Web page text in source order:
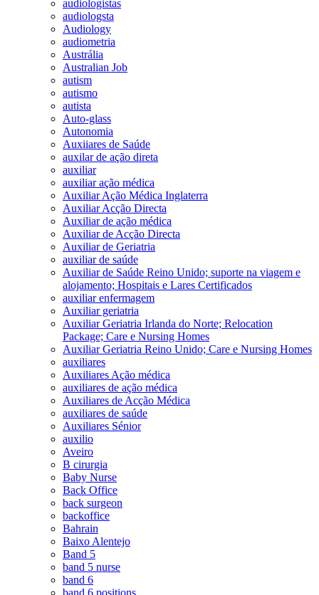
audiologistas
audiologsta
Audiology
audiometria
Austrália
Australian Job
autism
autismo
autista
Auto-glass
Autonomia
Auxiiares de Saúde
auxilar de ação direta
auxiliar
auxiliar ação médica
Auxiliar Ação Médica Inglaterra
Auxiliar Acção Directa
Auxiliar de ação médica
Auxiliar de Acção Directa
Auxiliar de Geriatria
auxiliar de saúde
Auxiliar de Saúde Reino Unido; suporte na viagem e
alojamento; Hospitais e Lares Certificados
auxiliar enfermagem
Auxiliar geriatria
Auxiliar Geriatria Irlanda do Norte; Relocation
Package; Care e Nursing Homes
Auxiliar Geriatria Reino Unido; Care e Nursing Homes
auxiliares
Auxiliares Ação médica
auxiliares de ação médica
Auxiliares de Acção Médica
auxiliares de saúde
Auxiliares Sénior
auxilio
Aveiro
B cirurgia
Baby Nurse
Back Office
back surgeon
backoffice
Bahrain
Baixo Alentejo
Band 5
band 5 nurse
band 6
band 6 positions